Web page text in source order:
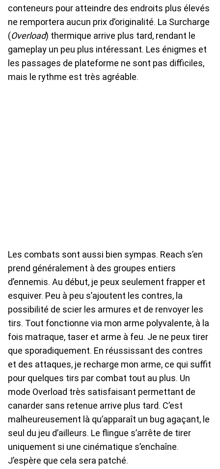
conteneurs pour atteindre des endroits plus élevés
ne remportera aucun prix d’originalité. La Surcharge
(Overload) thermique arrive plus tard, rendant le
gameplay un peu plus intéressant. Les énigmes et
les passages de plateforme ne sont pas difficiles,
mais le rythme est très agréable.
Les combats sont aussi bien sympas. Reach s’en
prend généralement à des groupes entiers
d’ennemis. Au début, je peux seulement frapper et
esquiver. Peu à peu s’ajoutent les contres, la
possibilité de scier les armures et de renvoyer les
tirs. Tout fonctionne via mon arme polyvalente, à la
fois matraque, taser et arme à feu. Je ne peux tirer
que sporadiquement. En réussissant des contres
et des attaques, je recharge mon arme, ce qui suffit
pour quelques tirs par combat tout au plus. Un
mode Overload très satisfaisant permettant de
canarder sans retenue arrive plus tard. C’est
malheureusement là qu’apparaît un bug agaçant, le
seul du jeu d’ailleurs. Le flingue s’arrête de tirer
uniquement si une cinématique s’enchaîne.
J’espère que cela sera patché.